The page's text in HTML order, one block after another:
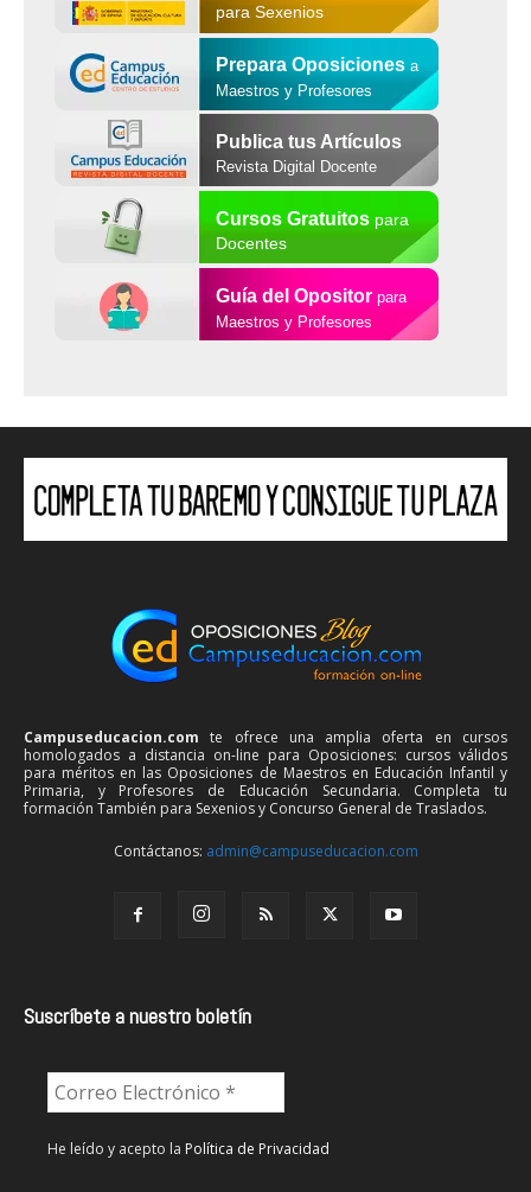
para Sexenios
Prepara Oposiciones a
Maestros y Profesores
Publica tus Artículos
Revista Digital Docente
Cursos Gratuitospara
Docentes
Guía del Opositor para
Maestros y Profesores
Campuseducacion.com te ofrece una amplia oferta en cursos
homologados a distancia on-line para Oposiciones: cursos válidos
para méritos en las Oposiciones de Maestros en Educación Infantil y
Primaria, y Profesores de Educación Secundaria. Completa tu
formación También para Sexenios y Concurso General de Traslados.
Contáctanos: admin@campuseducacion.com
Suscríbete a nuestro boletín
He leído y acepto la Política de Privacidad